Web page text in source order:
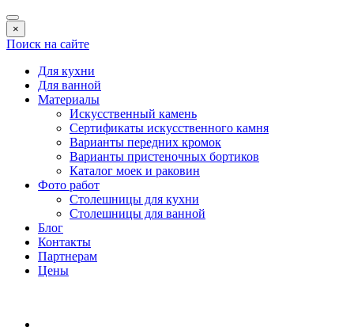
×
Поиск на сайте
Для кухни
Для ванной
Материалы
Искусственный камень
Сертификаты искусственного камня
Варианты передних кромок
Варианты пристеночных бортиков
Каталог моек и раковин
Фото работ
Столешницы для кухни
Столешницы для ванной
Блог
Контакты
Партнерам
Цены